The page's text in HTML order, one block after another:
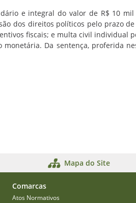
e integral do valor de R$ 10 mil
dos direitos políticos pelo prazo de
fiscais; e multa civil individual
Da sentença, proferida
Mapa do Site
Comarcas
Atos Normativos